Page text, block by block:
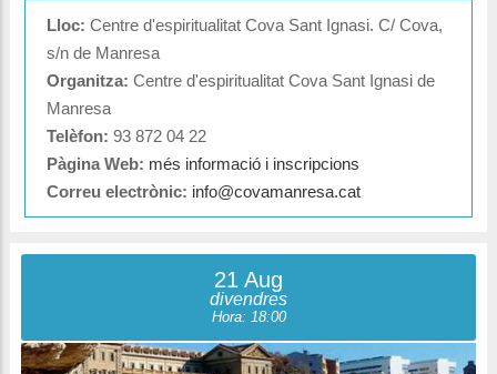
Lloc: Centre d'espiritualitat Cova Sant Ignasi. C/ Cova,
s/n de Manresa
Organitza: Centre d'espiritualitat Cova Sant Ignasi de
Manresa
Telèfon: 93 872 04 22
Pàgina Web: més informació i inscripcions
Correu electrònic: info@covamanresa.cat
21 Aug
divendres
Hora: 18:00